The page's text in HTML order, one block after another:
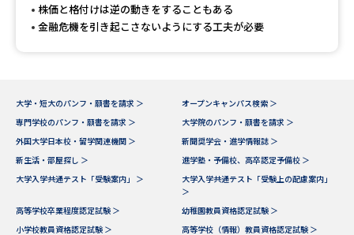
Ｑ＆Ａ よくあるご質問 大学進学IDについて
お支払いサイト
個人情報取扱規定
特定商取引表記
テレメール進学カタログ
株価と格付けは逆の動きをすることもある
金融危機を引き起こさないようにする工夫が必要
大学・短大のパンフ・願書を請求 ＞
オープンキャンパス検索 ＞
専門学校のパンフ・願書を請求 ＞
大学院のパンフ・願書を請求 ＞
外国大学日本校・留学関連機関 ＞
新聞奨学会・進学情報誌 ＞
新生活・部屋探し ＞
進学塾・予備校、高卒認定予備校 ＞
大学入学共通テスト「受験案内」 ＞
大学入学共通テスト「受験上の配慮案内」
＞
高等学校卒業程度認定試験 ＞
幼稚園教員資格認定試験 ＞
小学校教員資格認定試験 ＞
高等学校（情報）教員資格認定試験 ＞